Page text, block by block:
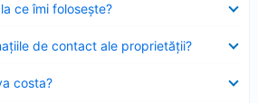
ce îmi foloseşte?
de contact ale proprietății?
costa?